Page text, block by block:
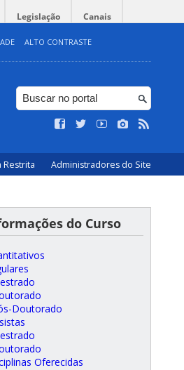
Legislação Canais
ALTO CONTRASTE
Restrita Administradores do Site
do Curso
Doutorado
Oferecidas